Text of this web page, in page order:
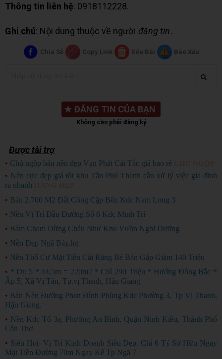
Thông tin liên hệ: 0918112228.
Ghi chú: Nội dung thuộc về người đăng tin.
Chia Sẻ Copy Link Xóa Bài Báo Xấu
★ ĐĂNG TIN CỦA BẠN
Không cần phải đăng ký
Được tài trợ
• Chủ ngộp bán nền đẹp Vạn Phát Cái Tắc giá bao rẻ
• Nền cực đẹp giá tốt khu Tân Phú Thạnh cần xử lý việc gia đình
ra nhanh
• Bán 2.700 M2 Đất Công Cặp Bên Kdc Nam Long 3
• Nền Vị Trí Đầu Đường Số 6 Kdc Minh Trí
• Bám Chạm Dừng Chân Như Khu Vườn Nghĩ Dưỡng
• Nền Đẹp Ngã Bảy,hg
• Nền Thổ Cư Mặt Tiền Cái Răng Bé Bán Gấp Giảm 140 Triệu
• * Dt: 5 * 44,5m = 220m2 * Chỉ 290 Triệu * Hướng Đông Bắc *
Ấp 5, Xã Vị Tân, Tp.vị Thanh, Hậu Giang
• Bán Nền Đường Phan Đình Phùng Kdc Phường 3, Tp Vị Thanh,
Hậu Giang.
• Nền Kdc Tổ 3a, Phường An Bình, Quận Ninh Kiều, Thành Phố
Cần Thơ
• Siêu Hot- Vị Trí Kinh Doanh Siêu Đẹp. Chỉ 6 Tỷ Sở Hữu Ngay
Mặt Tiền Đường 70m Ngay Kế Tp Ngã 7